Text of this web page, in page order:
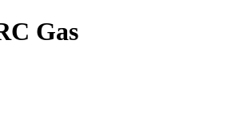
Gas